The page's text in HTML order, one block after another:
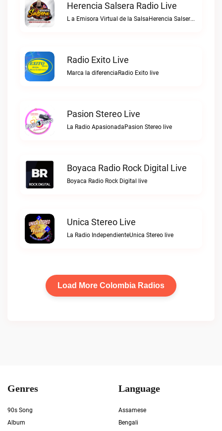
Herencia Salsera Radio Live
L a Emisora Virtual de la SalsaHerencia Salsera Radio live
Radio Exito Live
Marca la diferenciaRadio Exito live
Pasion Stereo Live
La Radio ApasionadaPasion Stereo live
Boyaca Radio Rock Digital Live
Boyaca Radio Rock Digital live
Unica Stereo Live
La Radio IndependienteUnica Stereo live
Load More Colombia Radios
Genres
90s Song
Album
Language
Assamese
Bengali